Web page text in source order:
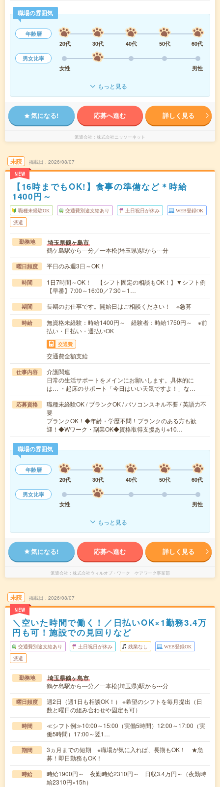
職場の雰囲気
年齢層
20代
30代 40代 50代
60代
男女比率
女性
男性
もっと見る
気になる! 応募へ進む 詳しく見る
派遣会社 株式会社ニッソーネット
未読
NEW
掲載日 2026/08/07
【16時までもOK!】食事の準備など＊時給
1400円～
職種未経験OK 交通費別途支給あり 土日祝日が休み WEB登録OK
派遣
勤務地 埼玉県鶴ヶ島市
鶴ケ島駅から---分／一本松(埼玉県)駅から---分
曜日頻度 平日のみ週3日～OK！
時間
1日7時間～OK！ 【シフト固定の相談もOK！】▼シフト例
【早番】7:00～16:00／7:30～1…
期間 長期のお仕事です。開始日はご相談ください！ ※急募
時給
無資格未経験：時給1400円～ 経験者：時給1750円～ ※前
払い・日払い・週払いOK
交通費
交通費全額支給
仕事内容
介護関連
日常の生活サポートをメインにお願いします。具体的に
は… ・起床のサポート「今日はいい天気ですよ！」な…
応募資格
職種未経験OK / ブランクOK / パソコンスキル不要 / 英語力不
要
ブランクOK！◆年齢・学歴不問！ブランクのある方も歓
迎！◆Wワーク・副業OK◆資格取得支援あり※10…
職場の雰囲気
年齢層
20代
30代 40代 50代
60代
男女比率
女性
男性
もっと見る
気になる! 応募へ進む 詳しく見る
派遣会社 株式会社ウィルオブ・ワーク ケアワーク事業部
未読
NEW
掲載日 2026/08/07
＼空いた時間で働く！／日払いOK×1勤務3.4万
円も可！施設での見回りなど
交通費別途支給あり 土日祝日が休み 残業なし WEB登録OK
派遣
勤務地 埼玉県鶴ヶ島市
鶴ケ島駅から---分／一本松(埼玉県)駅から---分
曜日頻度
週2日（週1日も相談OK！） ※希望のシフトを毎月提出（日
数と曜日の組み合わせや固定も可）
時間
≪シフト例≫10:00～15:00（実働5時間）12:00～17:00（実
働5時間）17:00～翌1…
期間
3ヵ月までの短期 ※職場が気に入れば、長期もOK！ ★急
募！即日勤務もOK！
時給
時給1900円～ 夜勤時給2310円～ 日収3.4万円～（夜勤時
給2310円×15h）